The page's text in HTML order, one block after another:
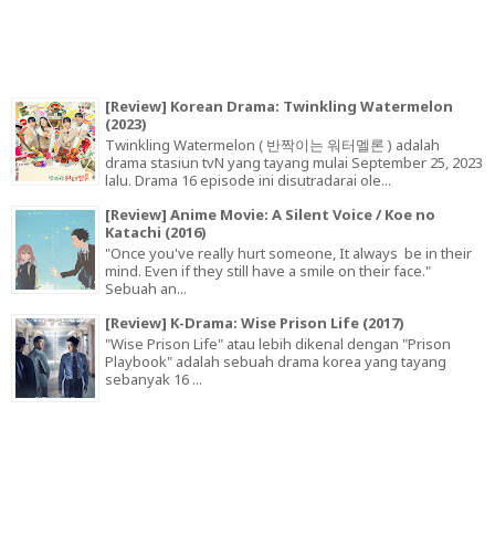
[Review] Korean Drama: Twinkling Watermelon
(2023)
Twinkling Watermelon ( 반짝이는 워터멜론 ) adalah
drama stasiun tvN yang tayang mulai September 25, 2023
lalu. Drama 16 episode ini disutradarai ole...
[Review] Anime Movie: A Silent Voice / Koe no
Katachi (2016)
"Once you've really hurt someone, It always be in their
mind. Even if they still have a smile on their face."
Sebuah an...
[Review] K-Drama: Wise Prison Life (2017)
"Wise Prison Life" atau lebih dikenal dengan "Prison
Playbook" adalah sebuah drama korea yang tayang
sebanyak 16 ...